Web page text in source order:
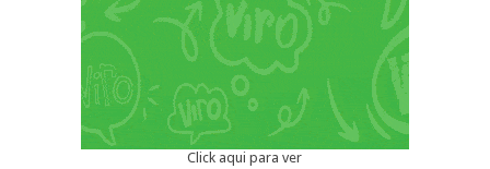
Click aqui para ver